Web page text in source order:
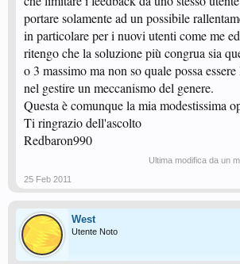
portare solamente ad un possibile
in particolare per i nuovi utenti come me
ritengo che la soluzione più congrua sia
o 3 massimo ma non so quale possa
nel gestire un meccanismo del genere.
Questa è comunque la mia modestissima
Ti ringrazio dell'ascolto
Redbaron990
Ultima modifica da un
25 Feb 2011
West
Utente Noto